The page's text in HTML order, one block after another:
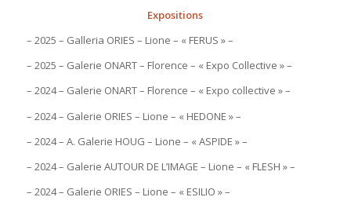
Expositions
– 2025 – Galleria ORIES – Lione – « FERUS » –
– 2025 – Galerie ONART – Florence – « Expo Collective » –
– 2024 – Galerie ONART – Florence – « Expo collective » –
– 2024 – Galerie ORIES – Lione – « HEDONE » –
– 2024 – A. Galerie HOUG – Lione – « ASPIDE » –
– 2024 – Galerie AUTOUR DE L’IMAGE – Lione – « FLESH » –
– 2024 – Galerie ORIES – Lione – « ESILIO » –